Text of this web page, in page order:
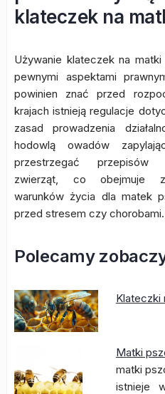
klateczek na
Używanie klateczek na
pewnymi aspektami
powinien znać przed
krajach istnieją regulacje
zasad prowadzenia
hodowlą owadów
przestrzegać przepisów
zwierząt, co obejmuje
warunków życia dla matek
przed stresem czy chorobami.
Polecamy
Klateczki
Matki
matki
istnieje